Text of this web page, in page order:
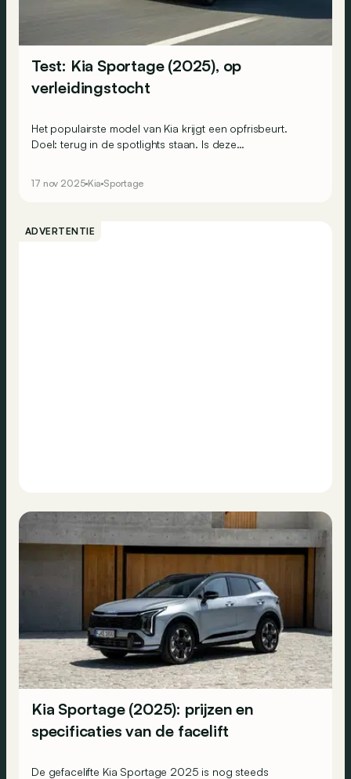
Test: Kia Sportage (2025), op
verleidingstocht
Het populairste model van Kia krijgt een opfrisbeurt.
Doel: terug in de spotlights staan. Is deze
17 nov 2025 Kia Sportage
ADVERTENTIE
Kia Sportage (2025): prijzen en
specificaties van de facelift
De gefacelifte Kia Sportage 2025 is nog steeds